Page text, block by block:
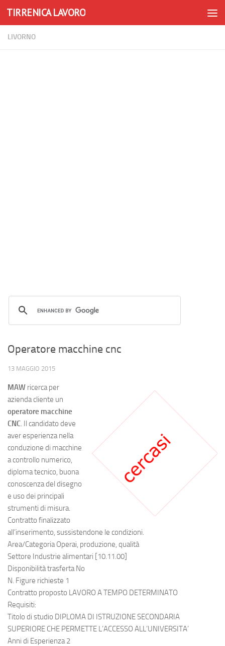
Skip to content
TIRRENICA LAVORO
LIVORNO
Operatore macchine cnc
13 MAGGIO 2015
MAW ricerca per
azienda cliente un
operatore macchine
CNC. Il candidato deve
aver esperienza nella
conduzione di macchine
a controllo numerico,
diploma tecnico, buona
conoscenza del disegno
e uso dei principali
strumenti di misura.
Contratto finalizzato
all’inserimento, sussistendone le condizioni.
Area/Categoria Operai, produzione, qualità
Settore Industrie alimentari [10.11.00]
Disponibilità trasferta No
N. Figure richieste 1
Contratto proposto LAVORO A TEMPO DETERMINATO
Requisiti:
Titolo di studio DIPLOMA DI ISTRUZIONE SECONDARIA
SUPERIORE CHE PERMETTE L’ACCESSO ALL’UNIVERSITA’
Anni di Esperienza 2